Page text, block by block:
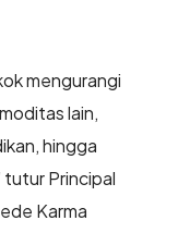
mengurangi
lain,
hingga
Principal
Karma